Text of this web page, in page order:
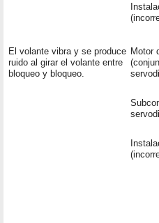
El volante vibra y se produce
ruido al girar el volante entre
bloqueo y bloqueo.
Motor